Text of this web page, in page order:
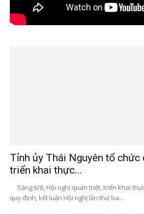
Tỉnh ủy Thái Nguyên tổ chức
triển khai thực...
Sáng 6/8, Hội nghị quán triệt, triển khai
quy định, kết luận Hội nghị lần thứ ba...